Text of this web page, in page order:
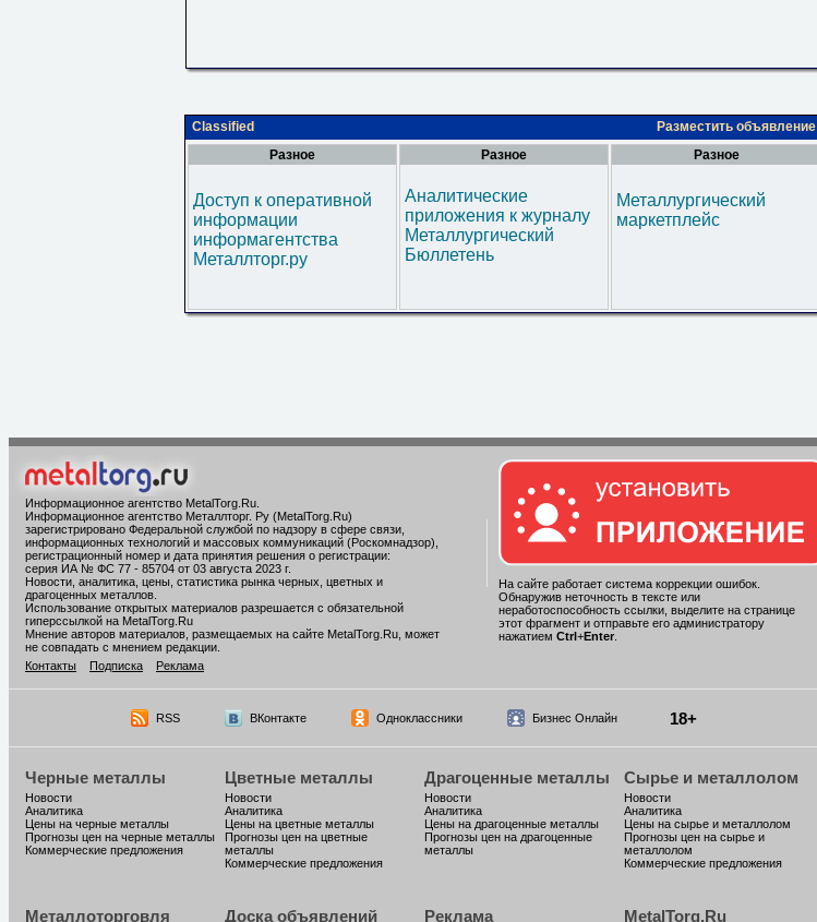
Classified
Разместить объявление
Разное
Доступ к оперативной
информации
информагентства
Металлторг.ру
Разное
Аналитические
приложения к журналу
Металлургический
Бюллетень
Разное
Металлургический
маркетплейс
Информационное агентство MetalTorg.Ru
Информационное агентство Металлторг. Ру (MetalTorg.Ru)
зарегистрировано Федеральной службой по надзору в сфере связи,
информационных технологий и массовых коммуникаций (Роскомнадзор),
регистрационный номер и дата принятия решения о регистрации:
серия ИА № ФС 77 - 85704 от 03 августа 2023 г.
Новости, аналитика, цены, статистика рынка черных, цветных и
драгоценных металлов.
Использование открытых материалов разрешается с обязательной
гиперссылкой на MetalTorg.Ru
Мнение авторов материалов, размещаемых на сайте MetalTorg.Ru, может
не совпадать с мнением редакции.
Контакты
Подписка Реклама
На сайте работает система коррекции ошибок.
Обнаружив неточность в тексте или
неработоспособность ссылки, выделите на странице
этот фрагмент и отправьте его администратору
нажатием Ctrl +Enter.
RSS ВКонтакте Одноклассники Бизнес Онлайн 18+
Черные металлы
Новости
Аналитика
Цены на черные металлы
Прогнозы цен на черные металлы
Коммерческие предложения
Цветные металлы
Новости
Аналитика
Цены на цветные металлы
Прогнозы цен на цветные
металлы
Коммерческие предложения
Драгоценные металлы
Новости
Аналитика
Цены на драгоценные металлы
Прогнозы цен на драгоценные
металлы
Сырье и металлолом
Новости
Аналитика
Цены на сырье и металлолом
Прогнозы цен на сырье и
металлолом
Коммерческие предложения
Металлоторговля Доска объявлений Реклама MetalTorg.Ru